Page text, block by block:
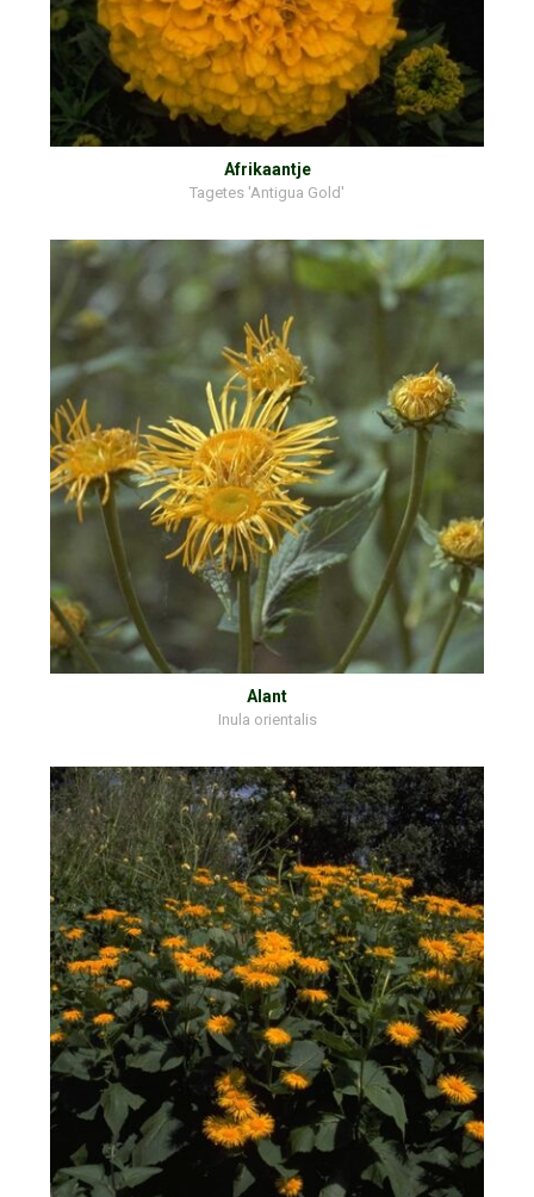
Afrikaantje
Tagetes 'Antigua Gold'
Alant
Inula orientalis